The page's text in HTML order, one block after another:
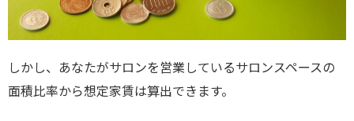
しかし、あなたがサロンを営業しているサロンスペースの
面積比率から想定家賃は算出できます。